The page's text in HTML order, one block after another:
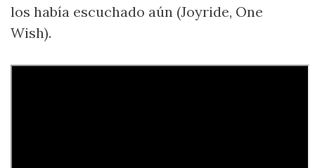
los había escuchado aún (Joyride, One
Wish).